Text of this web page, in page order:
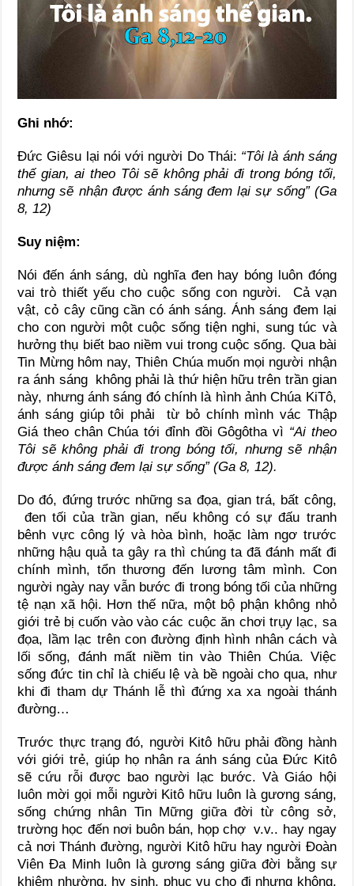
Ghi nhớ:
Đức Giêsu lại nói với người Do Thái: “Tôi là ánh sáng
thế gian, ai theo Tôi sẽ không phải đi trong bóng tối,
nhưng sẽ nhận được ánh sáng đem lại sự sống” (Ga
8, 12)
Suy niệm:
Nói đến ánh sáng, dù nghĩa đen hay bóng luôn đóng
vai trò thiết yếu cho cuộc sống con người. Cả vạn
vật, cỏ cây cũng cần có ánh sáng. Ánh sáng đem lại
cho con người một cuộc sống tiện nghi, sung túc và
hưởng thụ biết bao niềm vui trong cuộc sống. Qua bài
Tin Mừng hôm nay, Thiên Chúa muốn mọi người nhận
ra ánh sáng không phải là thứ hiện hữu trên trần gian
này, nhưng ánh sáng đó chính là hình ảnh Chúa KiTô,
ánh sáng giúp tôi phải từ bỏ chính mình vác Thập
Giá theo chân Chúa tới đỉnh đồi Gôgôtha vì “Ai theo
Tôi sẽ không phải đi trong bóng tối, nhưng sẽ nhận
được ánh sáng đem lại sự sống” (Ga 8, 12).
Do đó, đứng trước những sa đọa, gian trá, bất công,
đen tối của trần gian, nếu không có sự đấu tranh
bênh vực công lý và hòa bình, hoặc làm ngơ trước
những hậu quả ta gây ra thì chúng ta đã đánh mất đi
chính mình, tổn thương đến lương tâm mình. Con
người ngày nay vẫn bước đi trong bóng tối của những
tệ nạn xã hội. Hơn thế nữa, một bộ phận không nhỏ
giới trẻ bị cuốn vào vào các cuộc ăn chơi trụy lạc, sa
đọa, lầm lạc trên con đường định hình nhân cách và
lối sống, đánh mất niềm tin vào Thiên Chúa. Việc
sống đức tin chỉ là chiếu lệ và bề ngoài cho qua, như
khi đi tham dự Thánh lễ thì đứng xa xa ngoài thánh
đường…
Trước thực trạng đó, người Kitô hữu phải đồng hành
với giới trẻ, giúp họ nhân ra ánh sáng của Đức Kitô
sẽ cứu rỗi được bao người lạc bước. Và Giáo hội
luôn mời gọi mỗi người Kitô hữu luôn là gương sáng,
sống chứng nhân Tin Mững giữa đời từ công sở,
trường học đến nơi buôn bán, họp chợ v.v.. hay ngay
cả nơi Thánh đường, người Kitô hữu hay người Đoàn
Viên Đa Minh luôn là gương sáng giữa đời bằng sự
khiêm nhường, hy sinh, phục vụ cho đi nhưng không,